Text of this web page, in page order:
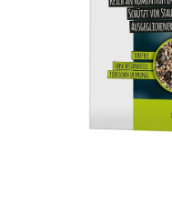
SUBSTRÁTY A HNOJIVÁ